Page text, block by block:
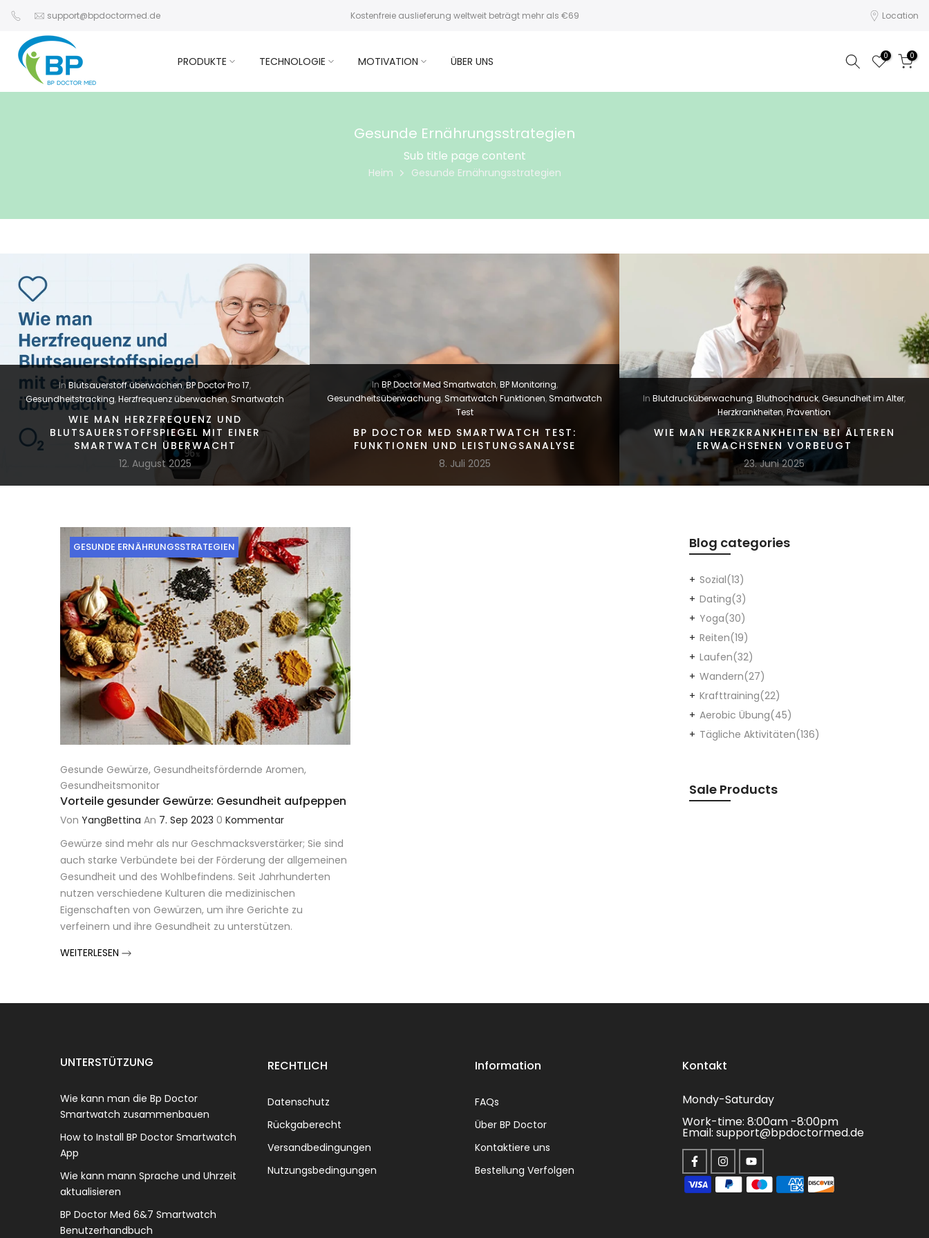
Zum
springen
support@bpdoctormed.de Kostenfreie auslieferung weltweit beträgt mehr als €69 Location
PRODUKTE TECHNOLOGIE MOTIVATION ÜBER UNS 0 0
Gesunde Ernährungsstrategien
Sub title page content
Heim Gesunde Ernährungsstrategien
In Blutsauerstoff überwachen,BP Doctor Pro 17,
Gesundheitstracking,Herzfrequenz überwachen,Smartwatch
WIE MAN HERZFREQUENZ UND
BLUTSAUERSTOFFSPIEGEL MIT EINER
SMARTWATCH ÜBERWACHT
12. August 2025
In BP Doctor Med Smartwatch,BP Monitoring,
Gesundheitsüberwachung,Smartwatch Funktionen,Smartwatch
Test
BP DOCTOR MED SMARTWATCH TEST:
FUNKTIONEN UND LEISTUNGSANALYSE
8. Juli 2025
In Blutdrucküberwachung,Bluthochdruck,Gesundheit im Alter,
Herzkrankheiten,Prävention
WIE MAN HERZKRANKHEITEN BEI ÄLTEREN
ERWACHSENEN VORBEUGT
23. Juni 2025
GESUNDE ERNÄHRUNGSSTRATEGIEN
Gesunde Gewürze, Gesundheitsfördernde Aromen,
Gesundheitsmonitor
Vorteile gesunder Gewürze: Gesundheit aufpeppen
Von YangBettina An 7. Sep 2023 0 Kommentar
Gewürze sind mehr als nur Geschmacksverstärker; Sie sind
auch starke Verbündete bei der Förderung der allgemeinen
Gesundheit und des Wohlbefindens. Seit Jahrhunderten
nutzen verschiedene Kulturen die medizinischen
Eigenschaften von Gewürzen, um ihre Gerichte zu
verfeinern und ihre Gesundheit zu unterstützen.
WEITERLESEN
Blog categories
Sozial(13)
Dating(3)
Yoga(30)
Reiten(19)
Laufen(32)
Wandern(27)
Krafttraining(22)
Aerobic Übung(45)
Tägliche Aktivitäten(136)
Sale Products
UNTERSTÜTZUNG
Wie kann man die Bp Doctor
Smartwatch zusammenbauen
How to Install BP Doctor Smartwatch
App
Wie kann mann Sprache und Uhrzeit
aktualisieren
BP Doctor Med 6&7 Smartwatch
Benutzerhandbuch
RECHTLICH
Datenschutz
Rückgaberecht
Versandbedingungen
Nutzungsbedingungen
Information
FAQs
Über BP Doctor
Kontaktiere uns
Bestellung Verfolgen
Kontakt
Mondy-Saturday
Work-time: 8:00am -8:00pm
Email: support@bpdoctormed.de